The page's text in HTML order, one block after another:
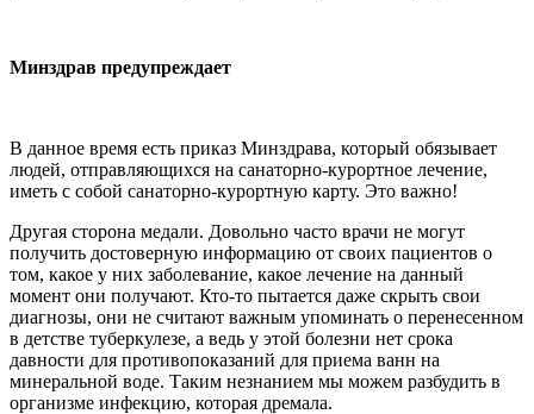
Минздрав предупреждает
В данное время есть приказ Минздрава, который обязывает
людей, отправляющихся на санаторно-курортное лечение,
иметь с собой санаторно-курортную карту. Это важно!
Другая сторона медали. Довольно часто врачи не могут
получить достоверную информацию от своих пациентов о
том, какое у них заболевание, какое лечение на данный
момент они получают. Кто-то пытается даже скрыть свои
диагнозы, они не считают важным упоминать о перенесенном
в детстве туберкулезе, а ведь у этой болезни нет срока
давности для противопоказаний для приема ванн на
минеральной воде. Таким незнанием мы можем разбудить в
организме инфекцию, которая дремала.